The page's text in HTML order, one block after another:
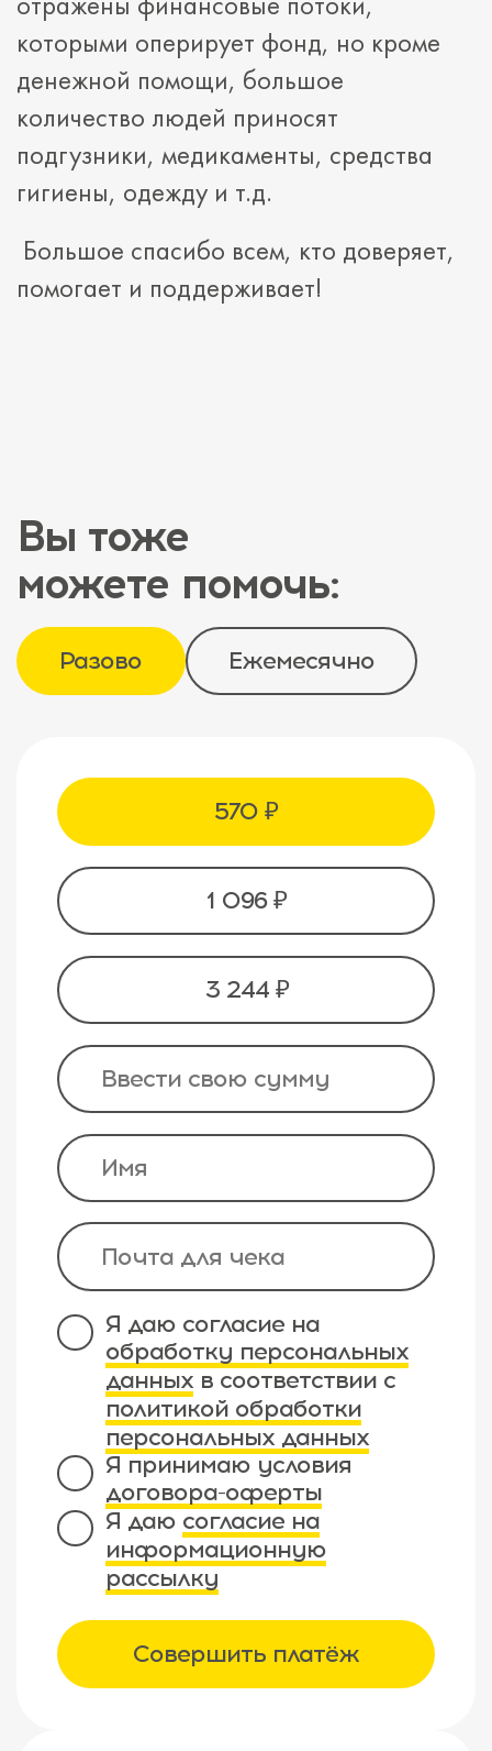
которыми оперирует фонд, но кроме
денежной помощи, большое
количество людей приносят
подгузники, медикаменты, средства
гигиены, одежду и т.д.
Большое спасибо всем, кто доверяет,
помогает и поддерживает!
Вы тоже
можете помочь:
Разово Ежемесячно
570 ₽
1 096 ₽
3 244 ₽
Я даю согласие на
обработку персональных
данныхв соответствии с
политикой обработки
персональных данных
Я принимаю условия
договора-оферты
Я даю согласие на
информационную
рассылку
Совершить платёж